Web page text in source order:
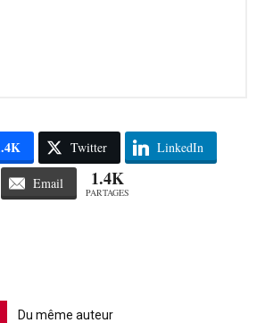
Twitter LinkedIn
Email 1.4K
PARTAGES
Du même auteur